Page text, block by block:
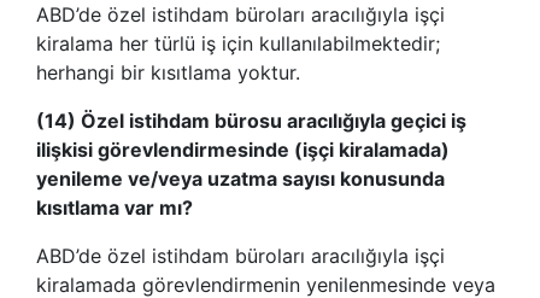
ABD’de özel istihdam büroları aracılığıyla işçi
kiralama her türlü iş için kullanılabilmektedir;
herhangi bir kısıtlama yoktur.
(14) Özel istihdam bürosu aracılığıyla geçici iş
ilişkisi görevlendirmesinde (işçi kiralamada)
yenileme ve/veya uzatma sayısı konusunda
kısıtlama var mı?
ABD’de özel istihdam büroları aracılığıyla işçi
kiralamada görevlendirmenin yenilenmesinde veya